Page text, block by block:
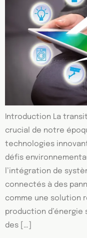
Introduction La
crucial de notre
technologies
défis
l’intégration de
connectés à des
comme une solution
production
des […]